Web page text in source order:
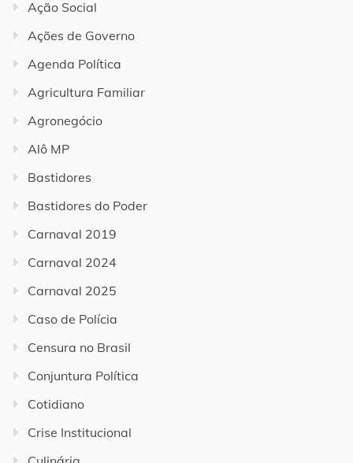
Ação Social
Ações de Governo
Agenda Política
Agricultura Familiar
Agronegócio
Alô MP
Bastidores
Bastidores do Poder
Carnaval 2019
Carnaval 2024
Carnaval 2025
Caso de Polícia
Censura no Brasil
Conjuntura Política
Cotidiano
Crise Institucional